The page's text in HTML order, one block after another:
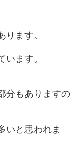
ます。
ます。
分もありますの
いと思われま